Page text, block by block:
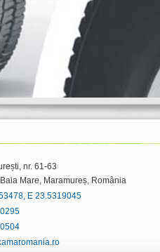
nr. 61-63
Baia Mare, Maramureș, România
E 23.5319045